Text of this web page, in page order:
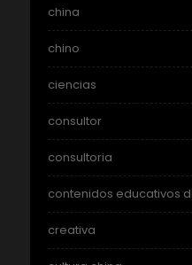
china
chino
ciencias
consultor
consultoria
contenidos educativos
creativa